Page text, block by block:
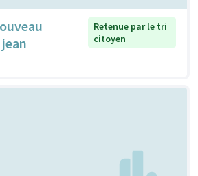
Retenue par le tri
citoyen